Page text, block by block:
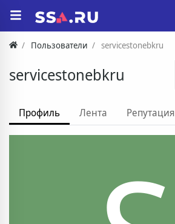
Пользователи servicestonebkru
servicestonebkru
Профиль Лента Репутация